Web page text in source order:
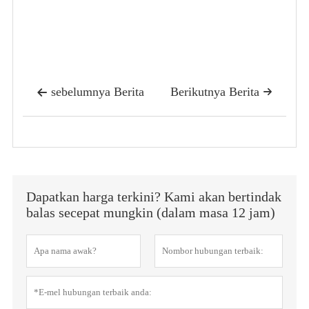
 sebelumnya Berita 
Berikutnya Berita
Dapatkan harga terkini? Kami akan bertindak
balas secepat mungkin (dalam masa 12 jam)